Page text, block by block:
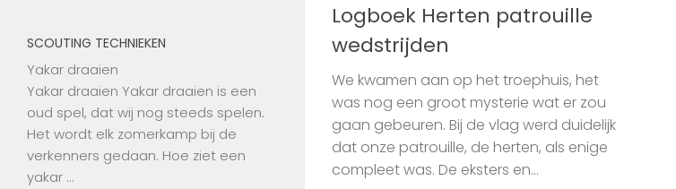
Logboek Herten patrouille
wedstrijden
We kwamen aan op het troephuis, het
was nog een groot mysterie wat er zou
gaan gebeuren. Bij de vlag werd duidelijk
dat onze patrouille, de herten, als enige
compleet was. De eksters en...
SCOUTING TECHNIEKEN
Yakar draaien
Yakar draaien Yakar draaien is een
oud spel, dat wij nog steeds spelen.
Het wordt elk zomerkamp bij de
verkenners gedaan. Hoe ziet een
yakar …